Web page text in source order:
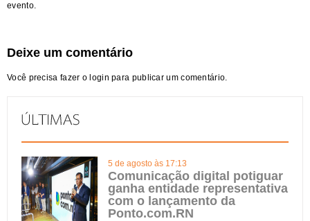
evento.
Deixe um comentário
Você precisa fazer o login para publicar um comentário.
5 de agosto às 17:13
Comunicação digital potiguar
ganha entidade representativa
com o lançamento da
Ponto.com.RN